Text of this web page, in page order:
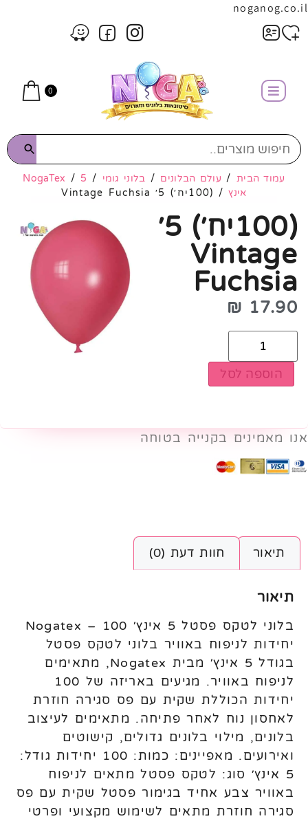
noganog.co.il
0
עמוד הבית / עולם הבלונים / בלוני גומי /
NogaTex / 5
אינץ/ (100יח׳) 5׳ Vintage Fuchsia
(100יח׳) 5׳
Vintage
Fuchsia
17.90
₪
הוספה לסל
אנו מאמינים בקנייה בטוחה
תיאור חוות דעת (0)
תיאור
בלוני לטקס פסטל 5 אינץ׳ Nogatex – 100
יחידות לניפוח באוויר בלוני לטקס פסטל
בגודל 5 אינץ׳ מבית Nogatex, מתאימים
לניפוח באוויר. מגיעים באריזה של 100
יחידות הכוללת שקית עם פס סגירה חוזרת
לאחסון נוח לאחר פתיחה. מתאימים לעיצוב
בלונים, מילוי בלונים גדולים, קישוטים
ואירועים. מאפיינים: כמות: 100 יחידות גודל:
5 אינץ׳ סוג: לטקס פסטל מתאים לניפוח
באוויר צבע אחיד בגימור פסטל שקית עם פס
סגירה חוזרת מתאים לשימוש מקצועי ופרטי